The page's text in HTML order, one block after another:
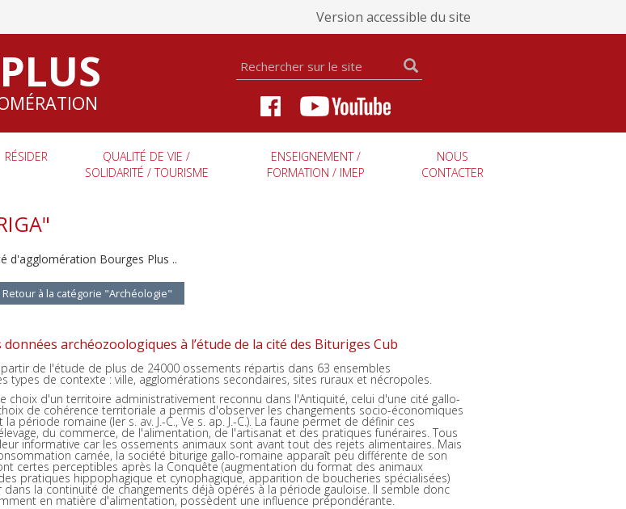
Version accessible du site
PLUS
RÉSIDER
QUALITÉ DE VIE /
SOLIDARITÉ / TOURISME
ENSEIGNEMENT /
FORMATION / IMEP
NOUS
CONTACTER
d'agglomération Bourges Plus ..
Retour à la catégorie "Archéologie"
archéozoologiques à l’étude de la cité des Bituriges Cub
de l'étude de plus de 24000 ossements répartis dans 63 ensembles
types de contexte : ville, agglomérations secondaires, sites ruraux et nécropoles.
choix d'un territoire administrativement reconnu dans l'Antiquité, celui d'une cité gallo-
de cohérence territoriale a permis d'observer les changements socio-économiques
période romaine (Ier s. av. J.-C., Ve s. ap. J.-C.). La faune permet de définir ces
du commerce, de l'alimentation, de l'artisanat et des pratiques funéraires. Tous
informative car les ossements animaux sont avant tout des rejets alimentaires. Mais
carnée, la société biturige gallo-romaine apparaît peu différente de son
certes perceptibles après la Conquête (augmentation du format des animaux
pratiques hippophagique et cynophagique, apparition de boucheries spécialisées)
la continuité de changements déjà opérés à la période gauloise. Il semble donc
en matière d'alimentation, possèdent une influence prépondérante.